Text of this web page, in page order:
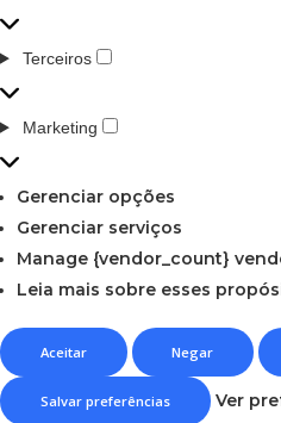
Terceiros
Marketing
Gerenciar opções
Gerenciar serviços
Manage {vendor_count}
Leia mais sobre esses
Aceitar Negar
Salvar preferências Ver